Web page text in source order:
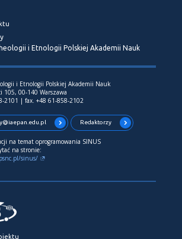
i Etnologii Polskiej Akademii Nauk
i Etnologii Polskiej Akademii Nauk
105, 00-140 Warszawa
2101 | fax. +48 61-858-2102
Redaktorzy
na temat oprogramowania SINUS
na stronie:
sinus/